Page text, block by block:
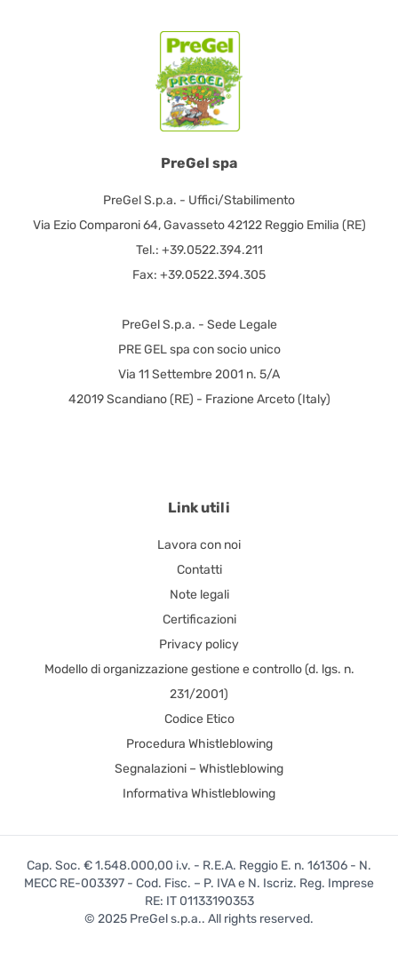
PreGel spa
PreGel S.p.a. - Uffici/Stabilimento
Via Ezio Comparoni 64, Gavasseto 42122 Reggio Emilia (RE)
Tel.: +39.0522.394.211
Fax: +39.0522.394.305
PreGel S.p.a. - Sede Legale
PRE GEL spa con socio unico
Via 11 Settembre 2001 n. 5/A
42019 Scandiano (RE) - Frazione Arceto (Italy)
Link utili
Lavora con noi
Contatti
Note legali
Certificazioni
Privacy policy
Modello di organizzazione gestione e controllo (d. lgs. n.
231/2001)
Codice Etico
Procedura Whistleblowing
Segnalazioni – Whistleblowing
Informativa Whistleblowing
Cap. Soc. € 1.548.000,00 i.v. - R.E.A. Reggio E. n. 161306 - N.
MECC RE-003397 - Cod. Fisc. – P. IVA e N. Iscriz. Reg. Imprese
RE: IT 01133190353
© 2025 PreGel s.p.a.. All rights reserved.